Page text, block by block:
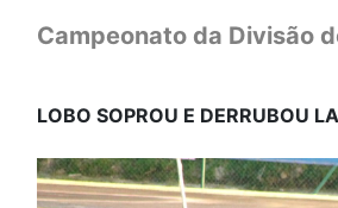
Campeonato da Divisão
LOBO SOPROU E DERRUBOU